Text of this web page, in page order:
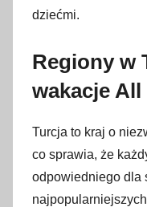
dziećmi.
Regiony w
wakacje
Turcja to kraj o
co sprawia, że
odpowiedniego dla